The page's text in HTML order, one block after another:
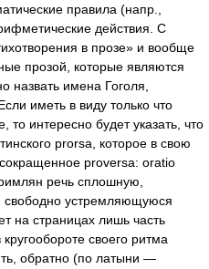
правила (напр.,
действия. С
в прозе» и вообще
прозой, которые являются
назвать имена Гоголя,
иметь в виду только что
интересно будет указать, что
prorsa, которое в свою
proversa: oratio
речь сплошную,
устремляющуюся
на страницах лишь часть
своего ритма
обратно (по латыни —